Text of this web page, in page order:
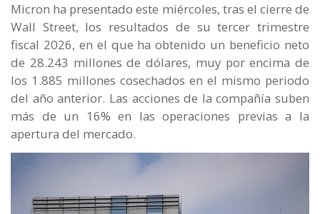
Micron ha presentado este miércoles, tras el cierre de
Wall Street, los resultados de su tercer trimestre
fiscal 2026, en el que ha obtenido un beneficio neto
de 28.243 millones de dólares, muy por encima de
los 1.885 millones cosechados en el mismo periodo
del año anterior. Las acciones de la compañía suben
más de un 16% en las operaciones previas a la
apertura del mercado.